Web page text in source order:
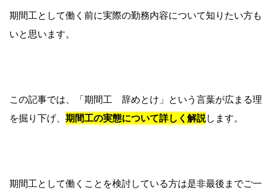
期間工として働く前に実際の勤務内容について知りたい方
いと思います。
この記事では、「期間工 辞めとけ」という言葉が広まる
を掘り下げ、 期間工の実態について詳しく解説します。
期間工として働くことを検討している方は是非最後までご